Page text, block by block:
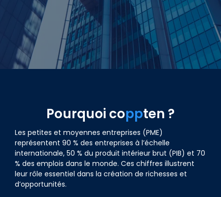
Pourquoi coppten ?
Les petites et moyennes entreprises (PME)
représentent 90 % des entreprises à l’échelle
internationale, 50 % du produit intérieur brut (PIB) et 70
% des emplois dans le monde. Ces chiffres illustrent
leur rôle essentiel dans la création de richesses et
d’opportunités.